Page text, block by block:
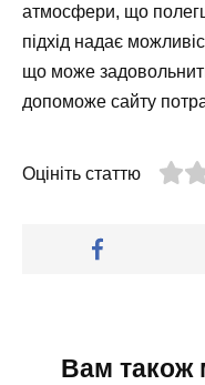
атмосфери, що
підхід надає
що може
допоможе сайту
Оцініть статтю
Вам також